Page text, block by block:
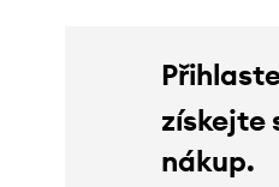
získejte
nákup.